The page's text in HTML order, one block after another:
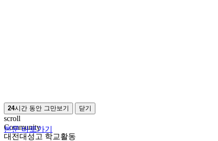
24시간 동안 그만보기 닫기
본문 바로가기
scroll
Community
대전대성고 학교활동